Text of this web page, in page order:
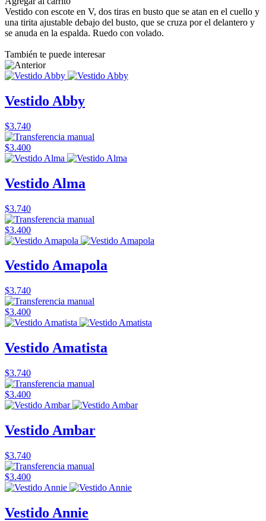
Vestido con escote en V, dos tiras en busto que se atan en el cuello y
una tirita ajustable debajo del busto, que se cruza por el delantero y
se anuda en la espalda. Ruedo con volado.
También te puede interesar
Vestido Abby
$3.740
$3.400
Vestido Alma
$3.740
$3.400
Vestido Amapola
$3.740
$3.400
Vestido Amatista
$3.740
$3.400
Vestido Ambar
$3.740
$3.400
Vestido Annie